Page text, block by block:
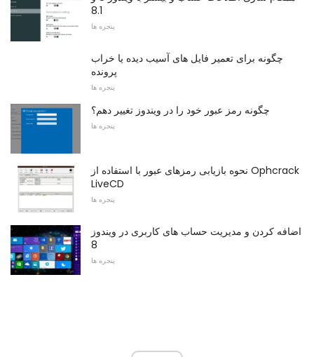
8.1
پنجره ها
چگونه برای تعمیر فایل های آسیب دیده یا خراب
پرونده
پنجره ها
چگونه رمز عبور خود را در ویندوز تغییر دهم؟
پنجره ها
نحوه بازیابی رمزهای عبور با استفاده از Ophcrack
LiveCD
پنجره ها
اضافه کردن و مدیریت حساب های کاربری در ویندوز
8
پنجره ها